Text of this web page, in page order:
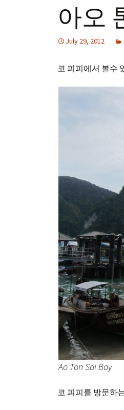
아오
July 29, 2012
코 피피에서 볼수
Ao Ton Sai Bay
코 피피를 방문하